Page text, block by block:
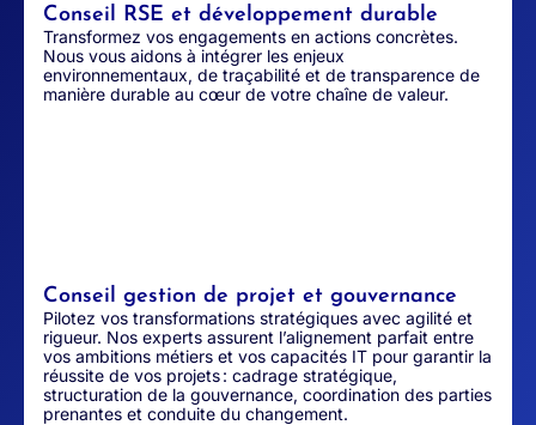
Conseil RSE et développement durable
Transformez vos engagements en actions concrètes.
Nous vous aidons à intégrer les enjeux
environnementaux, de traçabilité et de transparence de
manière durable au cœur de votre chaîne de valeur.
Conseil gestion de projet et gouvernance
Pilotez vos transformations stratégiques avec agilité et
rigueur. Nos experts assurent l’alignement parfait entre
vos ambitions métiers et vos capacités IT pour garantir la
réussite de vos projets: cadrage stratégique,
structuration de la gouvernance, coordination des parties
prenantes et conduite du changement.